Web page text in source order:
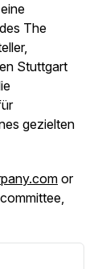
The
Stuttgart
gezielten
or